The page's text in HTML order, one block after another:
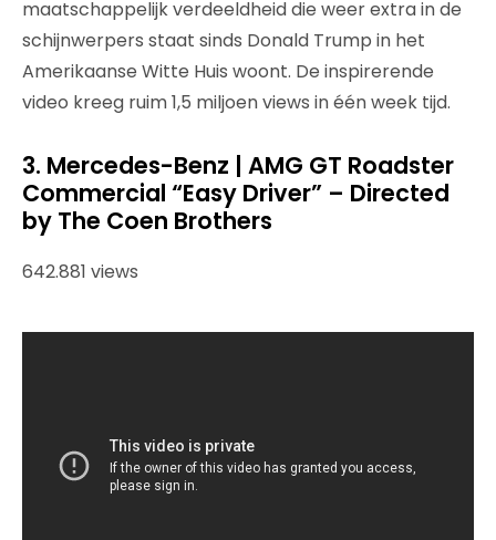
maatschappelijk verdeeldheid die weer extra in de
schijnwerpers staat sinds Donald Trump in het
Amerikaanse Witte Huis woont. De inspirerende
video kreeg ruim 1,5 miljoen views in één week tijd.
3. Mercedes-Benz | AMG GT Roadster
Commercial “Easy Driver” – Directed
by The Coen Brothers
642.881 views